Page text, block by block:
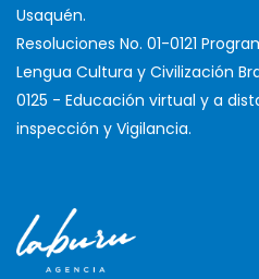
Usaquén.
Resoluciones No. 01-0121
Lengua Cultura y Civilización
0125 - Educación virtual y a
inspección y Vigilancia.